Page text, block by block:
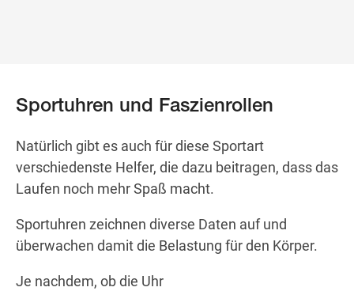
Sportuhren und Faszienrollen
Natürlich gibt es auch für diese Sportart
verschiedenste Helfer, die dazu beitragen, dass das
Laufen noch mehr Spaß macht.
Sportuhren zeichnen diverse Daten auf und
überwachen damit die Belastung für den Körper.
Je nachdem, ob die Uhr